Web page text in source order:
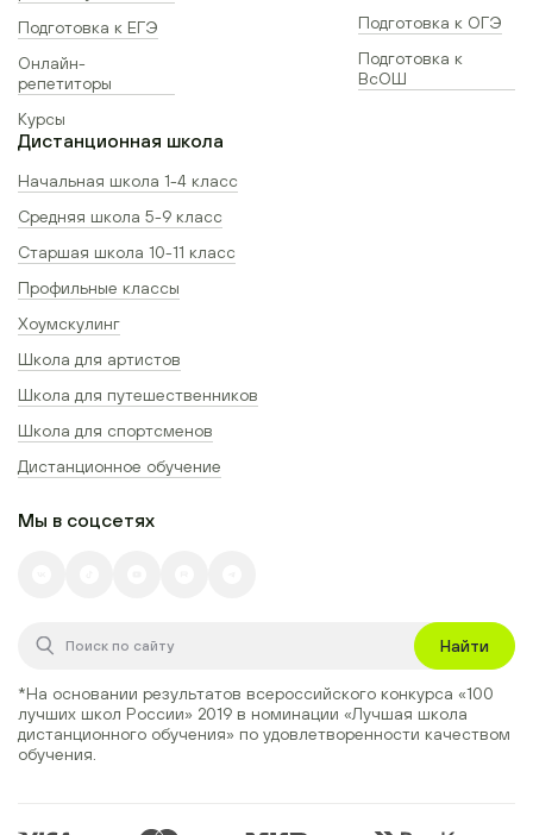
Подготовка к ЕГЭ
Онлайн-
репетиторы
Курсы
Подготовка к ОГЭ
Подготовка к
ВсОШ
Дистанционная школа
Начальная школа 1-4 класс
Средняя школа 5-9 класс
Старшая школа 10-11 класс
Профильные классы
Хоумскулинг
Школа для артистов
Школа для путешественников
Школа для спортсменов
Дистанционное обучение
Мы в соцсетях
Найти
*На основании результатов всероссийского конкурса «100
лучших школ России» 2019 в номинации «Лучшая школа
дистанционного обучения» по удовлетворенности качеством
обучения.